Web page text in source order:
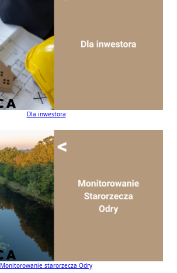
Dla inwestora
Monitorowanie starorzecza Odry